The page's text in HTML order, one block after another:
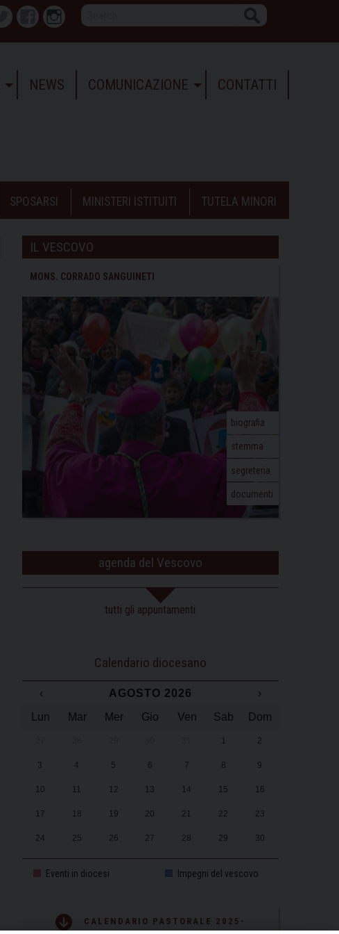
Twitter FacebookInstagram
NEWS COMUNICAZIONE CONTATTI
SPOSARSI MINISTERI ISTITUITI TUTELA MINORI
IL VESCOVO
MONS. CORRADO SANGUINETI
biografia
stemma
segreteria
documenti
agenda del Vescovo
tutti gli appuntamenti
Calendario diocesano
‹ AGOSTO 2026
›
Lun
Mar Mer Gio Ven Sab Dom
1 2
3 4 5 6 7 8 9
10 11 12 13 14 15 16
17 18 19 20 21 22 23
24 25 26 27 28 29 30
Eventi in diocesi Impegni del vescovo
CALENDARIO PASTORALE 2025-